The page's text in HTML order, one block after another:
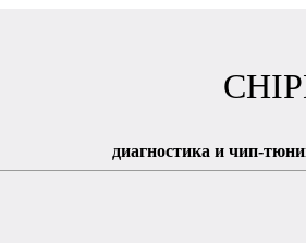
диагностика и чип-